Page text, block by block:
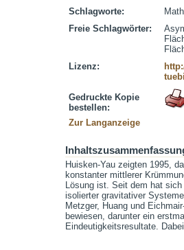
Schlagworte:
Freie Schlagwörter:
Lizenz:
Gedruckte Kopie
bestellen:
Zur Langanzeige
Huisken-Yau zeigten 1995,
konstanter mittlerer
Lösung ist. Seit dem hat
isolierter gravitativer
Metzger, Huang und
bewiesen, darunter ein
Eindeutigkeitsresultate.